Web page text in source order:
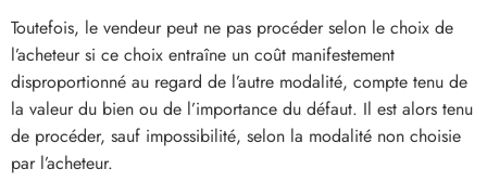
Toutefois, le vendeur peut ne pas procéder selon le choix de
l’acheteur si ce choix entraîne un coût manifestement
disproportionné au regard de l’autre modalité, compte tenu de
la valeur du bien ou de l’importance du défaut. Il est alors tenu
de procéder, sauf impossibilité, selon la modalité non choisie
par l’acheteur.